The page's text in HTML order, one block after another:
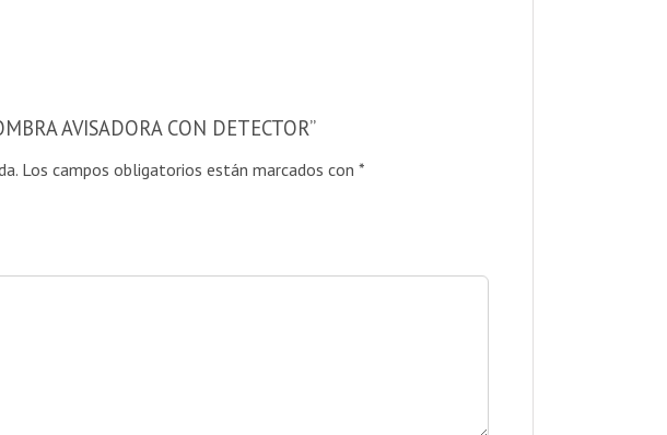
AVISADORA CON DETECTOR”
Los campos obligatorios están marcados con *